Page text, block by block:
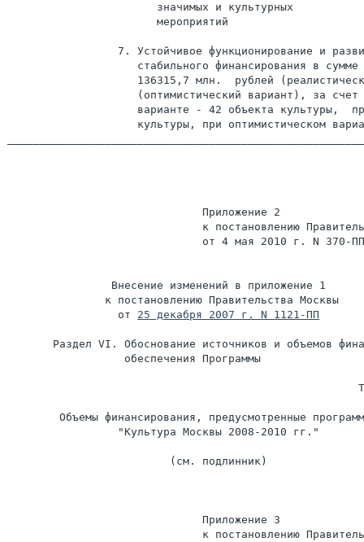
                       значимых и культурных
                       мероприятий
7. Устойчивое функционирование и
стабильного финансирования в
136315,7 млн.  рублей
(оптимистический вариант), за
варианте - 42 объекта культуры,
культуры, при оптимистическом
                              Приложение 2
к постановлению
                              от 4 мая 2010 г. N 370-ПП
                Внесение изменений в приложение 1
               к постановлению Правительства Москвы
                 от
25 декабря 2007 г. N 1121-ПП
Раздел VI. Обоснование источников и объемов
                  обеспечения Программы
Объемы финансирования, предусмотренные
                 "Культура Москвы 2008-2010 гг."
                         (см. подлинник)
                              Приложение 3
к постановлению